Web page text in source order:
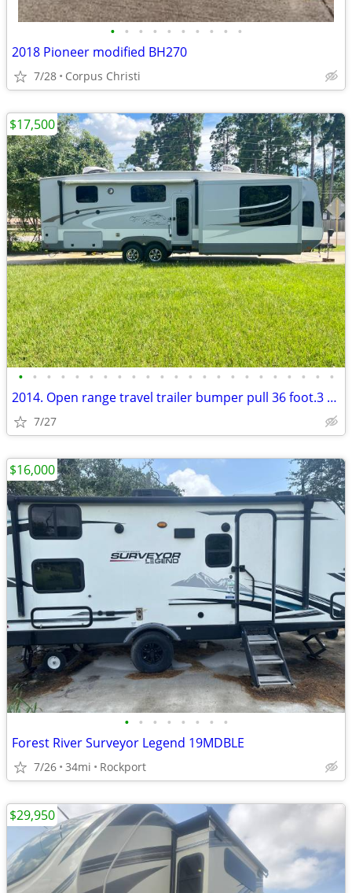
• • • • • • • • • •
2018 Pioneer modified BH270
7/28 Corpus Christi
• • • • • • • • • • • • • • • • • • • • • • •
2014. Open range travel trailer bumper pull 36 foot.3 Super slide outs
7/27
$17,500
• • • • • • • •
Forest River Surveyor Legend 19MDBLE
7/26 34mi Rockport
$16,000
$29,950